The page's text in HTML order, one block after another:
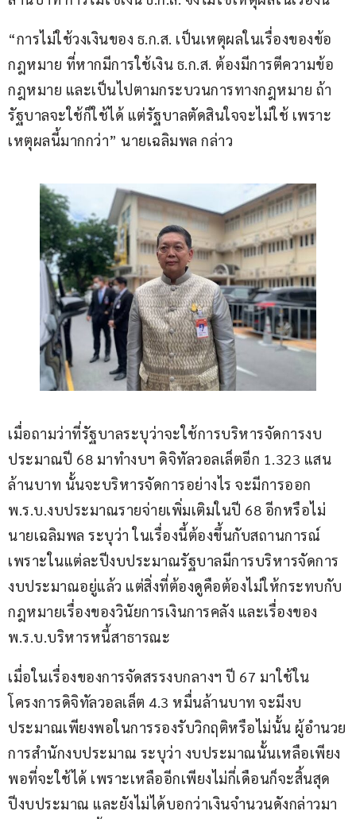
“การไม่ใช้วงเงินของ ธ.ก.ส. เป็นเหตุผลในเรื่องของข้อ
กฎหมาย ที่หากมีการใช้เงิน ธ.ก.ส. ต้องมีการตีความข้อ
กฎหมาย และเป็นไปตามกระบวนการทางกฎหมาย ถ้า
รัฐบาลจะใช้ก็ใช้ได้ แต่รัฐบาลตัดสินใจจะไม่ใช้ เพราะ
เหตุผลนี้มากกว่า” นายเฉลิมพล กล่าว
เมื่อถามว่าที่รัฐบาลระบุว่าจะใช้การบริหารจัดการงบ
ประมาณปี 68 มาทำงบฯ ดิจิทัลวอลเล็ตอีก 1.323 แสน
ล้านบาท นั้นจะบริหารจัดการอย่างไร จะมีการออก
พ.ร.บ.งบประมาณรายจ่ายเพิ่มเติมในปี 68 อีกหรือไม่
นายเฉลิมพล ระบุว่า ในเรื่องนี้ต้องขึ้นกับสถานการณ์
เพราะในแต่ละปีงบประมาณรัฐบาลมีการบริหารจัดการ
งบประมาณอยู่แล้ว แต่สิ่งที่ต้องดูคือต้องไม่ให้กระทบกับ
กฎหมายเรื่องของวินัยการเงินการคลัง และเรื่องของ
พ.ร.บ.บริหารหนี้สาธารณะ
เมื่อในเรื่องของการจัดสรรงบกลางฯ ปี 67 มาใช้ใน
โครงการดิจิทัลวอลเล็ต 4.3 หมื่นล้านบาท จะมีงบ
ประมาณเพียงพอในการรองรับวิกฤติหรือไม่นั้น ผู้อำนวย
การสำนักงบประมาณ ระบุว่า งบประมาณนั้นเหลือเพียง
พอที่จะใช้ได้ เพราะเหลืออีกเพียงไม่กี่เดือนก็จะสิ้นสุด
ปีงบประมาณ และยังไม่ได้บอกว่าเงินจำนวนดังกล่าวมา